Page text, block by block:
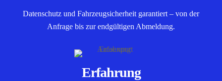
Datenschutz und Fahrzeugsicherheit garantiert – von der
Anfrage bis zur endgültigen Abmeldung.
Erfahrung